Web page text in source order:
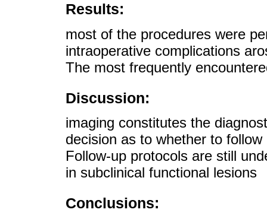
Results:
most of the procedures were
intraoperative complications
The most frequently
Discussion:
imaging constitutes the
decision as to whether to
Follow-up protocols are still
in subclinical functional lesions
Conclusions: